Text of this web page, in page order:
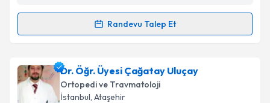
Kişisel verilerimin işlenmesine ilişkin
Metni'ni okudum ve kişisel verilerimin belirtilen
Takvim Talebini Gönder
Randevu Talep Et
Randevu Takvimi Talebi
Op. Dr. Serdar Özkayaiçin randevu takvimi talebi
oluşturun. Size bu uzmandan randevu almanız için bir
takvim hazırlandığında e-posta ile bilgilendireceğiz.
Dr. Öğr. Üyesi Çağatay Uluçay
Ortopedi ve Travmatoloji
İstanbul, Ataşehir